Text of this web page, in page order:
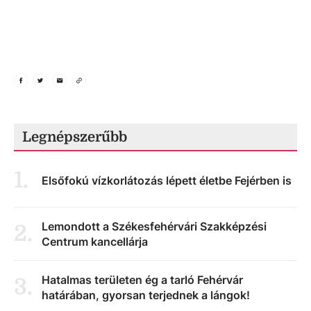
Legnépszerűbb
1. Elsőfokú vízkorlátozás lépett életbe Fejérben is
2.
Lemondott a Székesfehérvári Szakképzési
Centrum kancellárja
3.
Hatalmas területen ég a tarló Fehérvár
határában, gyorsan terjednek a lángok!